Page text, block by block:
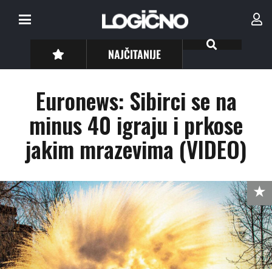
NAJČITANIJE
Euronews: Sibirci se na
minus 40 igraju i prkose
jakim mrazevima (VIDEO)